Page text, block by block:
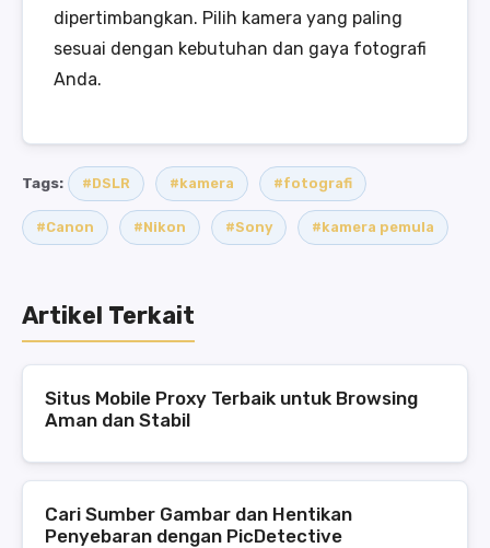
dipertimbangkan. Pilih kamera yang paling
sesuai dengan kebutuhan dan gaya fotografi
Anda.
Tags: #DSLR #kamera #fotografi
#Canon #Nikon #Sony #kamera pemula
Artikel Terkait
Situs Mobile Proxy Terbaik untuk Browsing
Aman dan Stabil
Cari Sumber Gambar dan Hentikan
Penyebaran dengan PicDetective